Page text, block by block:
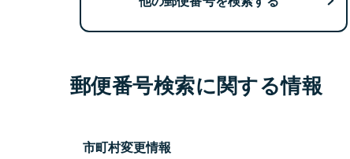
郵便番号検索に関する情報
市町村変更情報